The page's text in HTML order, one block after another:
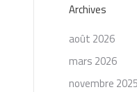
Archives
août 2026
mars 2026
novembre 2025